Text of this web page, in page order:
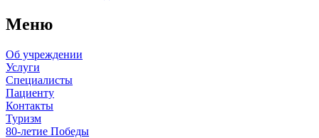
Меню
Об учреждении
Услуги
Специалисты
Пациенту
Контакты
Туризм
80-летие Победы